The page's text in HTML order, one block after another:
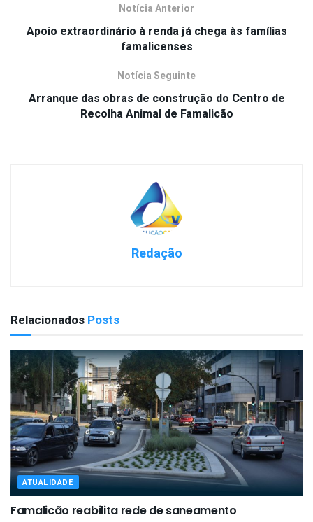
Notícia Anterior
Apoio extraordinário à renda já chega às famílias
famalicenses
Notícia Seguinte
Arranque das obras de construção do Centro de
Recolha Animal de Famalicão
Redação
Relacionados Posts
ATUALIDADE
Famalicão reabilita rede de saneamento